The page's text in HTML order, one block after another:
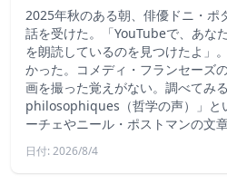
2025年秋のある朝、俳優ドニ・ポ
話を受けた。「YouTubeで、あな
を朗読しているのを見つけたよ」
かった。コメディ・フランセーズ
画を撮った覚えがない。調べてみ
philosophiques（哲学の声）」と
ーチェやニール・ポストマンの文
日付: 2026/8/4